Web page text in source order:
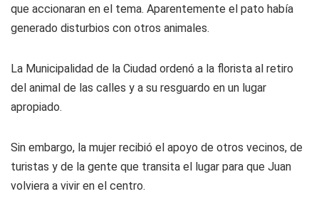
que accionaran en el tema. Aparentemente el pato había
generado disturbios con otros animales.
La Municipalidad de la Ciudad ordenó a la florista al retiro
del animal de las calles y a su resguardo en un lugar
apropiado.
Sin embargo, la mujer recibió el apoyo de otros vecinos, de
turistas y de la gente que transita el lugar para que Juan
volviera a vivir en el centro.